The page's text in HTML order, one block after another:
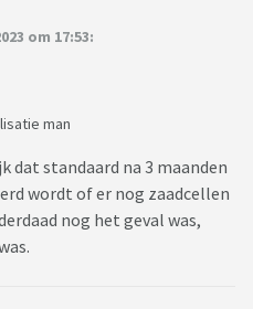
om 17:53:
man
standaard na 3 maanden
wordt of er nog zaadcellen
nog het geval was,